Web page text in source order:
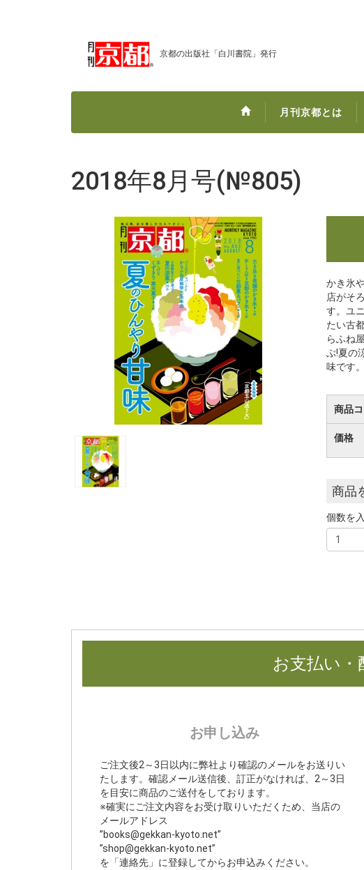
京都の出版社「白川書院」発行
月刊京都とは
2018年8月号(№805)
かき氷
店がそ
す。ユ
たい古
らふね
ぶ!夏の
味です。
商品
価格
商品
個数を
お支払い・
お申し込み
ご注文後2～3日以内に弊社より確認のメールをお送りい
たします。確認メール送信後、訂正がなければ、2～3日
を目安に商品のご送付をしております。
※確実にご注文内容をお受け取りいただくため、当店の
メールアドレス
”books@gekkan-kyoto.net”
”shop@gekkan-kyoto.net”
を「連絡先」に登録してからお申込みください。